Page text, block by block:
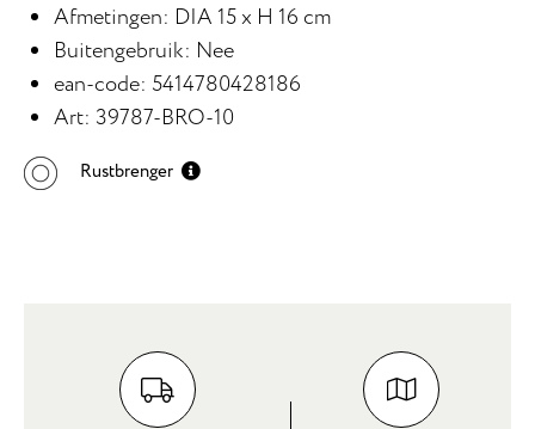
Afmetingen: DIA 15 x H 16 cm
Buitengebruik: Nee
ean-code: 5414780428186
Art: 39787-BRO-10
Rustbrenger